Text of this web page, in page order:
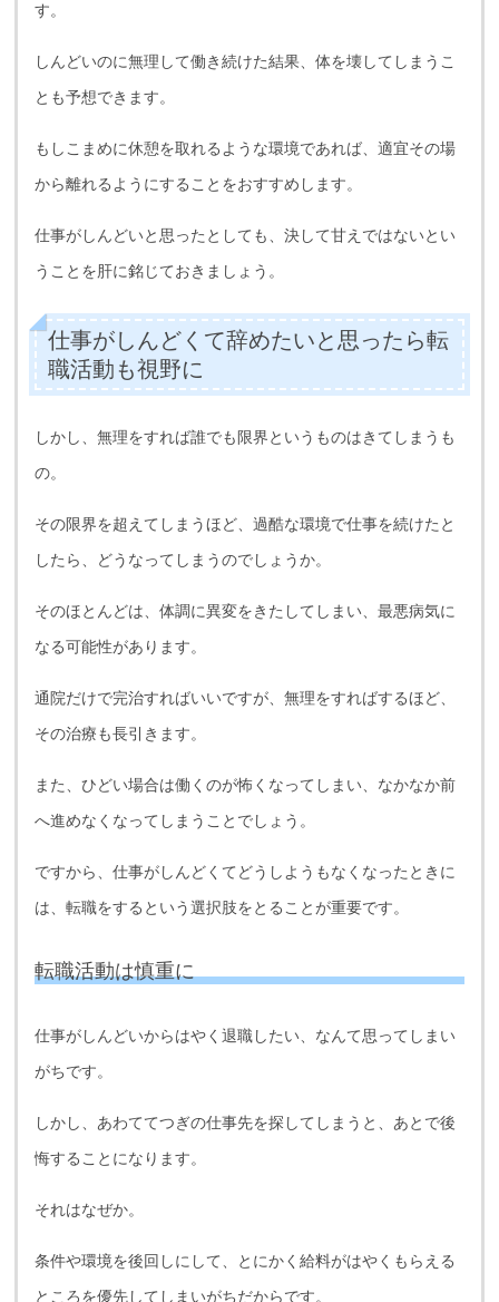
す。
しんどいのに無理して働き続けた結果、体を壊してしまうこ
とも予想できます。
もしこまめに休憩を取れるような環境であれば、適宜その場
から離れるようにすることをおすすめします。
仕事がしんどいと思ったとしても、決して甘えではないとい
うことを肝に銘じておきましょう。
仕事がしんどくて辞めたいと思ったら転
職活動も視野に
しかし、無理をすれば誰でも限界というものはきてしまうも
の。
その限界を超えてしまうほど、過酷な環境で仕事を続けたと
したら、どうなってしまうのでしょうか。
そのほとんどは、体調に異変をきたしてしまい、最悪病気に
なる可能性があります。
通院だけで完治すればいいですが、無理をすればするほど、
その治療も長引きます。
また、ひどい場合は働くのが怖くなってしまい、なかなか前
へ進めなくなってしまうことでしょう。
ですから、仕事がしんどくてどうしようもなくなったときに
は、転職をするという選択肢をとることが重要です。
転職活動は慎重に
仕事がしんどいからはやく退職したい、なんて思ってしまい
がちです。
しかし、あわててつぎの仕事先を探してしまうと、あとで後
悔することになります。
それはなぜか。
条件や環境を後回しにして、とにかく給料がはやくもらえる
ところを優先してしまいがちだからです。